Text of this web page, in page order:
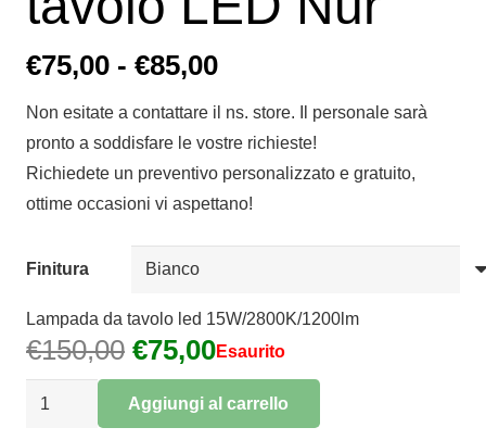
€75,00 - €85,00Fascia
prezzo:
da
€75,00
a
€85,00
Non esitate a contattare il ns. store. Il personale sarà
pronto a soddisfare le vostre richieste!
Richiedete un preventivo personalizzato e gratuito,
ottime occasioni vi aspettano!
Finitura
Lampada da tavolo led 15W/2800K/1200lm
€150,00 Il
prezzo
originale
€75,00Il
prezzo
attuale
Esaurito
Lampada
Aggiungi al carrello